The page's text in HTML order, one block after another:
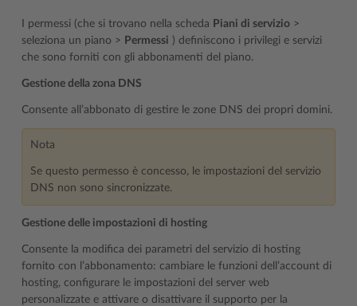
I permessi (che si trovano nella scheda Piani di servizio >
seleziona un piano > Permessi ) definiscono i privilegi e servizi
che sono forniti con gli abbonamenti del piano.
Gestione della zona DNS
Consente all’abbonato di gestire le zone DNS dei propri domini.
Nota
Se questo permesso è concesso, le impostazioni del servizio
DNS non sono sincronizzate.
Gestione delle impostazioni di hosting
Consente la modifica dei parametri del servizio di hosting
fornito con l’abbonamento: cambiare le funzioni dell’account di
hosting, configurare le impostazioni del server web
personalizzate e attivare o disattivare il supporto per la